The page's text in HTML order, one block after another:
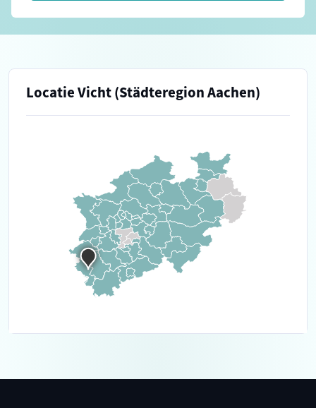
Locatie Vicht (Städteregion Aachen)